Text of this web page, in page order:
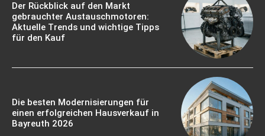
Der Rückblick auf den Markt
gebrauchter Austauschmotoren:
Aktuelle Trends und wichtige Tipps
für den Kauf
Die besten Modernisierungen für
einen erfolgreichen Hausverkauf in
Bayreuth 2026